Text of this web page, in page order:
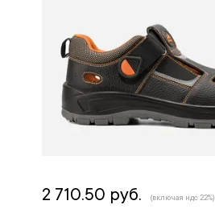
2 710.50 руб. (включая ндс 22%)